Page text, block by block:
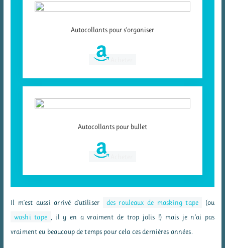
Autocollants pour s’organiser
Autocollants pour bullet
Il m’est aussi arrivé d’utiliser des rouleaux de masking tape
(ou
washi tape
, il y en a vraiment de trop jolis !) mais je n’ai pas
vraiment eu beaucoup de temps pour cela ces dernières années.